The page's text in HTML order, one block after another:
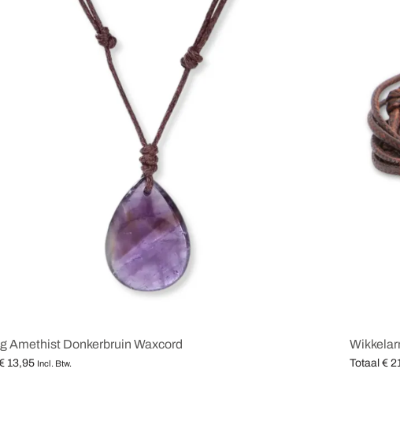
Amethist Donkerbruin Waxcord
13,95 Incl. Btw. Totaal €